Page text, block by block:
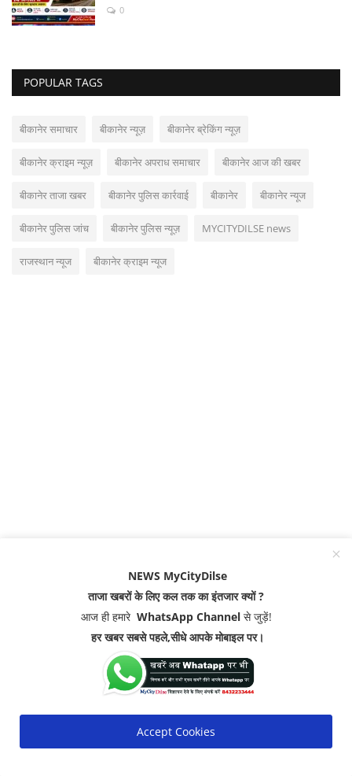
0
POPULAR TAGS
बीकानेर समाचार बीकानेर न्यूज़ बीकानेर ब्रेकिंग न्यूज़
बीकानेर क्राइम न्यूज़ बीकानेर अपराध समाचार बीकानेर आज की खबर
बीकानेर ताजा खबर बीकानेर पुलिस कार्रवाई बीकानेर बीकानेर न्यूज
बीकानेर पुलिस जांच बीकानेर पुलिस न्यूज़ MYCITYDILSE news
राजस्थान न्यूज बीकानेर क्राइम न्यूज
NEWS MyCityDilse
ताजा खबरों के लिए कल तक का इंतजार क्यों ?
आज ही हमारे WhatsApp Channelसे जुड़ें!
हर खबर सबसे पहले,सीधे आपके मोबाइल पर।
Accept Cookies